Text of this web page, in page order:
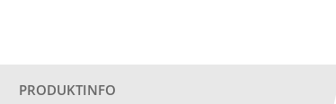
PRODUKTINFO